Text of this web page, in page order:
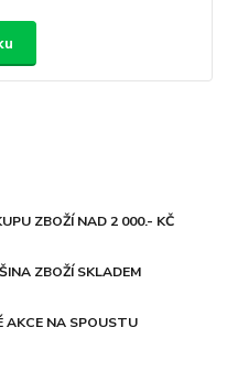
ZBOŽÍ NAD 2 000.- KČ
ZBOŽÍ SKLADEM
AKCE NA SPOUSTU